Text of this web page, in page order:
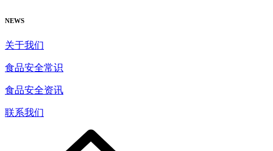
NEWS
关于我们
食品安全常识
食品安全资讯
联系我们